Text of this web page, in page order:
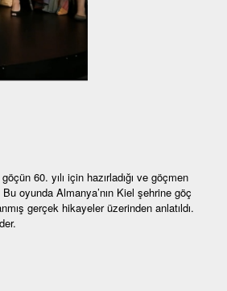
60. yılı için hazırladığı ve göçmen
oyunda Almanya’nın Kiel şehrine göç
gerçek hikayeler üzerinden anlatıldı.